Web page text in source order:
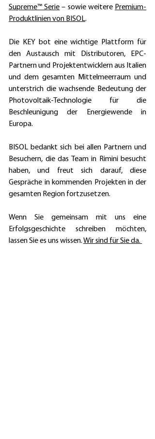
Supreme™ Serie – sowie weitere Premium-
Produktlinien von BISOL.
Die KEY bot eine wichtige Plattform für
den Austausch mit Distributoren, EPC-
Partnern und Projektentwicklern aus Italien
und dem gesamten Mittelmeerraum und
unterstrich die wachsende Bedeutung der
Photovoltaik-Technologie für die
Beschleunigung der Energiewende in
Europa.
BISOL bedankt sich bei allen Partnern und
Besuchern, die das Team in Rimini besucht
haben, und freut sich darauf, diese
Gespräche in kommenden Projekten in der
gesamten Region fortzusetzen.
Wenn Sie gemeinsam mit uns eine
Erfolgsgeschichte schreiben möchten,
lassen Sie es uns wissen. Wir sind für Sie da.